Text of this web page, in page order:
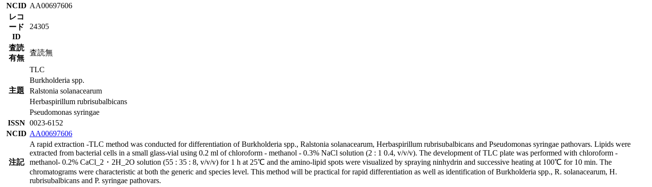
NCID AA00697606
レコ
ード
ID
24305
査読
有無
査読無
主題
TLC
Burkholderia spp.
Ralstonia solanacearum
Herbaspirillum rubrisubalbicans
Pseudomonas syringae
ISSN 0023-6152
NCID AA00697606
注記
A rapid extraction -TLC method was conducted for differentiation of Burkholderia spp., Ralstonia solanacearum, Herbaspirillum rubrisubalbicans and Pseudomonas syringae pathovars. Lipids were
extracted from bacterial cells in a small glass-vial using 0.2 ml of chloroform - methanol - 0.3% NaCl solution (2 : 1 0.4, v/v/v). The development of TLC plate was performed with chloroform -
methanol- 0.2% CaCl_2・2H_2O solution (55 : 35 : 8, v/v/v) for 1 h at 25℃ and the amino-lipid spots were visualized by spraying ninhydrin and successive heating at 100℃ for 10 min. The
chromatograms were characteristic at both the generic and species level. This method will be practical for rapid differentiation as well as identification of Burkholderia spp., R. solanacearum, H.
rubrisubalbicans and P. syringae pathovars.